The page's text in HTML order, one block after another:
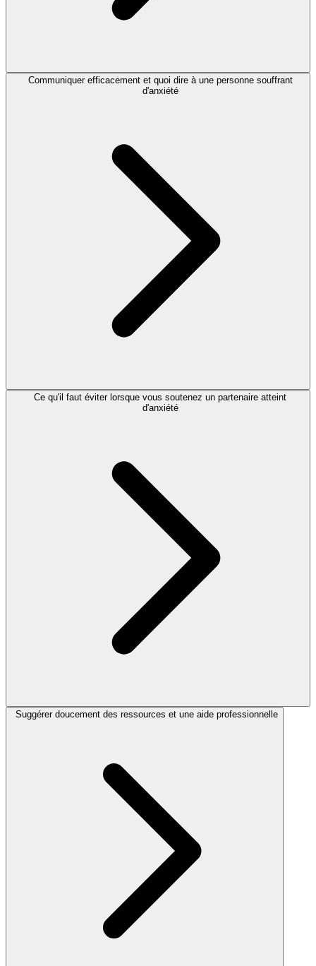
Communiquer efficacement et quoi dire à une personne souffrant
d'anxiété
Ce qu'il faut éviter lorsque vous soutenez un partenaire atteint
d'anxiété
Suggérer doucement des ressources et une aide professionnelle